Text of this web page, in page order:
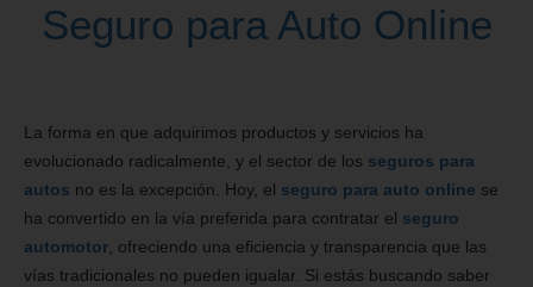
Seguro para Auto Online
La forma en que adquirimos productos y servicios ha
evolucionado radicalmente, y el sector de los seguros para
autos no es la excepción. Hoy, el seguro para auto online se
ha convertido en la vía preferida para contratar el seguro
automotor, ofreciendo una eficiencia y transparencia que las
vías tradicionales no pueden igualar. Si estás buscando saber